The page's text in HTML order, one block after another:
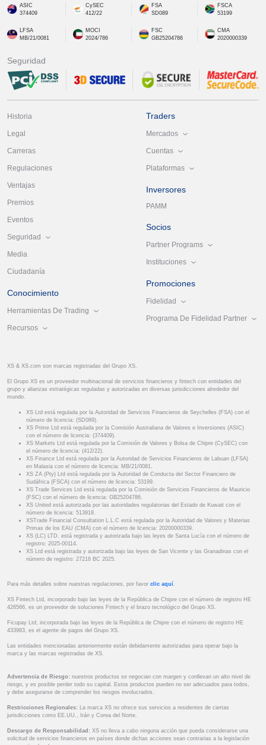
ASIC
374409
CySEC
412/22
FSA
SD089
FSCA
53199
LFSA
MB/21/0081
MOCI
2024/786
FSC
GB25204786
CMA
2020000339
Seguridad
Historia
Legal
Carreras
Regulaciones
Ventajas
Premios
Eventos
Seguridad
Media
Ciudadanía
Conocimiento
Herramientas De Trading
Recursos
Traders
Mercados
Cuentas
Plataformas
Inversores
PAMM
Socios
Partner Programs
Instituciones
Promociones
Fidelidad
Programa De Fidelidad Partner
XS & XS.com son marcas registradas del Grupo XS.
El Grupo XS es un proveedor multinacional de servicios financieros y fintech con entidades del
grupo y alianzas estratégicas reguladas y autorizadas en diversas jurisdicciones alrededor del
mundo.
XS Ltd está regulada por la Autoridad de Servicios Financieros de Seychelles (FSA) con el
número de licencia: (SD089).
XS Prime Ltd está regulada por la Comisión Australiana de Valores e Inversiones (ASIC)
con el número de licencia: (374409).
XS Markets Ltd está regulada por la Comisión de Valores y Bolsa de Chipre (CySEC) con
el número de licencia: (412/22).
XS Finance Ltd está regulada por la Autoridad de Servicios Financieros de Labuan (LFSA)
en Malasia con el número de licencia: MB/21/0081.
XS ZA (Pty) Ltd está regulada por la Autoridad de Conducta del Sector Financiero de
Sudáfrica (FSCA) con el número de licencia: 53199.
XS Trade Services Ltd está regulada por la Comisión de Servicios Financieros de Mauricio
(FSC) con el número de licencia: GB25204786.
XS United está autorizada por las autoridades regulatorias del Estado de Kuwait con el
número de licencia: 513918.
XSTrade Financial Consultation L.L.C está regulada por la Autoridad de Valores y Materias
Primas de los EAU (CMA) con el número de licencia: 20200000339.
XS (LC) LTD. está registrada y autorizada bajo las leyes de Santa Lucía con el número de
registro: 2025-00114.
XS Ltd está registrada y autorizada bajo las leyes de San Vicente y las Granadinas con el
número de registro: 27216 BC 2025.
Para más detalles sobre nuestras regulaciones, por favor clic aquí .
XS Fintech Ltd, incorporado bajo las leyes de la República de Chipre con el número de registro HE
426566, es un proveedor de soluciones Fintech y el brazo tecnológico del Grupo XS.
Ficupay Ltd, incorporada bajo las leyes de la República de Chipre con el número de registro HE
433983, es el agente de pagos del Grupo XS.
Las entidades mencionadas anteriormente están debidamente autorizadas para operar bajo la
marca y las marcas registradas de XS.
Advertencia de Riesgo: nuestros productos se negocian con margen y conllevan un alto nivel de
riesgo, y es posible perder todo su capital. Estos productos pueden no ser adecuados para todos,
y debe asegurarse de comprender los riesgos involucrados.
Restricciones Regionales: La marca XS no ofrece sus servicios a residentes de ciertas
jurisdicciones como EE.UU., Irán y Corea del Norte.
Descargo de Responsabilidad: XS no lleva a cabo ninguna acción que pueda considerarse una
solicitud de servicios financieros en países donde dichas acciones sean contrarias a la legislación